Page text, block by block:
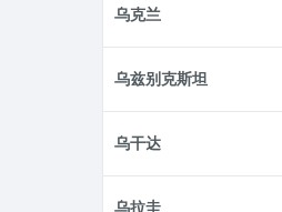
乌克兰
乌兹别克斯坦
乌干达
乌拉圭